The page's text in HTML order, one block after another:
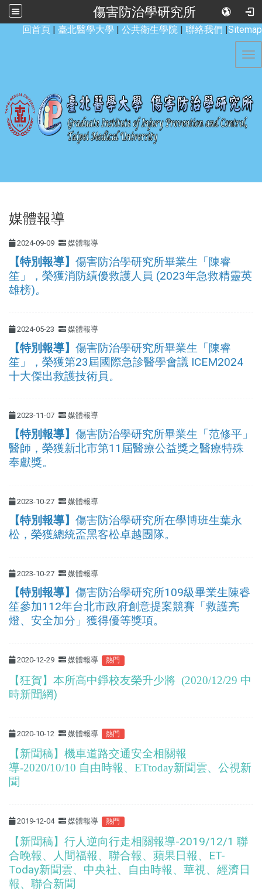
傷害防治學研究所
回首頁 | 臺北醫學大學 | 公共衛生學院 | 聯絡我們 |Sitemap
媒體報導
2024-09-09 媒體報導
【特別報導】 傷害防治學研究所畢業生「陳睿
笙」，榮獲消防績優救護人員 (2023年急救精靈英
雄榜)。
2024-05-23 媒體報導
【特別報導】 傷害防治學研究所畢業生「陳睿
笙」，榮獲第23屆國際急診醫學會議 ICEM2024
十大傑出救護技術員。
2023-11-07 媒體報導
【特別報導】 傷害防治學研究所畢業生「范修平」
醫師，榮獲新北市第11屆醫療公益獎之醫療特殊
奉獻獎。
2023-10-27 媒體報導
【特別報導】 傷害防治學研究所在學博班生葉永
松，榮獲總統盃黑客松卓越團隊。
2023-10-27 媒體報導
【特別報導】 傷害防治學研究所109級畢業生陳睿
笙參加112年台北市政府創意提案競賽「救護亮
燈、安全加分」獲得優等獎項。
2020-12-29 媒體報導 熱門
【狂賀】本所高中錚校友榮升少將 (2020/12/29 中
時新聞網)
2020-10-12 媒體報導 熱門
【新聞稿】機車道路交通安全相關報
導-2020/10/10 自由時報、ETtoday新聞雲、公視新
聞
2019-12-04 媒體報導 熱門
【新聞稿】行人逆向行走相關報導-2019/12/1 聯
合晚報、人間福報、聯合報、蘋果日報、ET-
Today新聞雲、中央社、自由時報、華視、經濟日
報、聯合新聞